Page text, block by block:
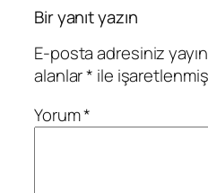
Bir yanıt yazın
E-posta adresiniz
alanlar* ile
Yorum*